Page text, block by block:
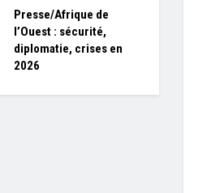
Presse/Afrique de
l’Ouest : sécurité,
diplomatie, crises en
2026